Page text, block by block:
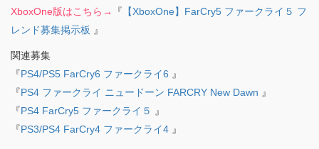
XboxOne版はこちら→
『 【XboxOne】FarCry5 ファークライ５ フ
レンド募集掲示板 』
関連募集
『PS4/PS5 FarCry6 ファークライ6 』
『PS4 ファークライ ニュードーン FARCRY New Dawn 』
『PS4 FarCry5 ファークライ５
』
『PS3/PS4 FarCry4 ファークライ4 』